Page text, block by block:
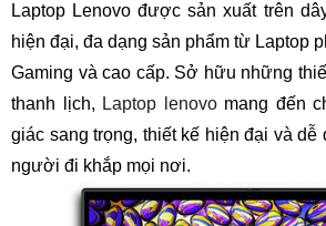
Laptop Lenovo được sản xuất trên
hiện đại, đa dạng sản phẩm từ Laptop
Gaming và cao cấp. Sở hữu những
thanh lịch, Laptop lenovomang đến
giác sang trọng, thiết kế hiện đại và dễ
người đi khắp mọi nơi.